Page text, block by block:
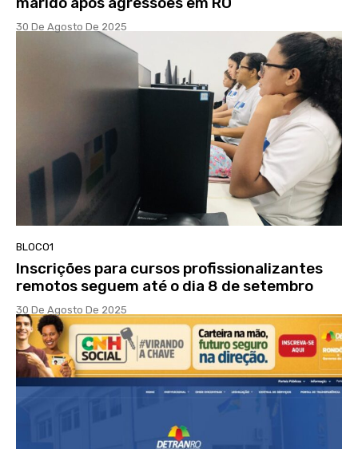
30 De Agosto De 2025
BLOCO1
Inscrições para cursos profissionalizantes
remotos seguem até o dia 8 de setembro
30 De Agosto De 2025